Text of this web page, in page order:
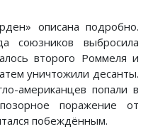
описана подробно.
союзников выбросила
второго Роммеля и
уничтожили десанты.
американцев попали в
поражение от
побеждённым.